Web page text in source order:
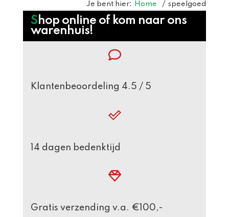
Je bent hier: Home / speelgoed
Webshop
Sidebar
Shop online of kom naar ons
warenhuis!
Klantenbeoordeling 4.5 / 5
14 dagen bedenktijd
Gratis verzending v.a. €100,-